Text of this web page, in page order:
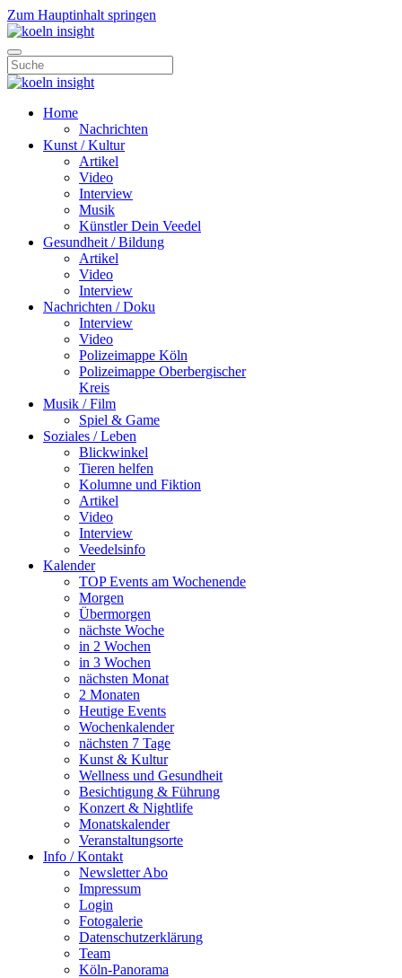
Zum Hauptinhalt springen
Home
Nachrichten
Kunst / Kultur
Artikel
Video
Interview
Musik
Künstler Dein Veedel
Gesundheit / Bildung
Artikel
Video
Interview
Nachrichten / Doku
Interview
Video
Polizeimappe Köln
Polizeimappe Oberbergischer
Kreis
Musik / Film
Spiel & Game
Soziales / Leben
Blickwinkel
Tieren helfen
Kolumne und Fiktion
Artikel
Video
Interview
Veedelsinfo
Kalender
TOP Events am Wochenende
Morgen
Übermorgen
nächste Woche
in 2 Wochen
in 3 Wochen
nächsten Monat
2 Monaten
Heutige Events
Wochenkalender
nächsten 7 Tage
Kunst & Kultur
Wellness und Gesundheit
Besichtigung & Führung
Konzert & Nightlife
Monatskalender
Veranstaltungsorte
Info / Kontakt
Newsletter Abo
Impressum
Login
Fotogalerie
Datenschutzerklärung
Team
Köln-Panorama